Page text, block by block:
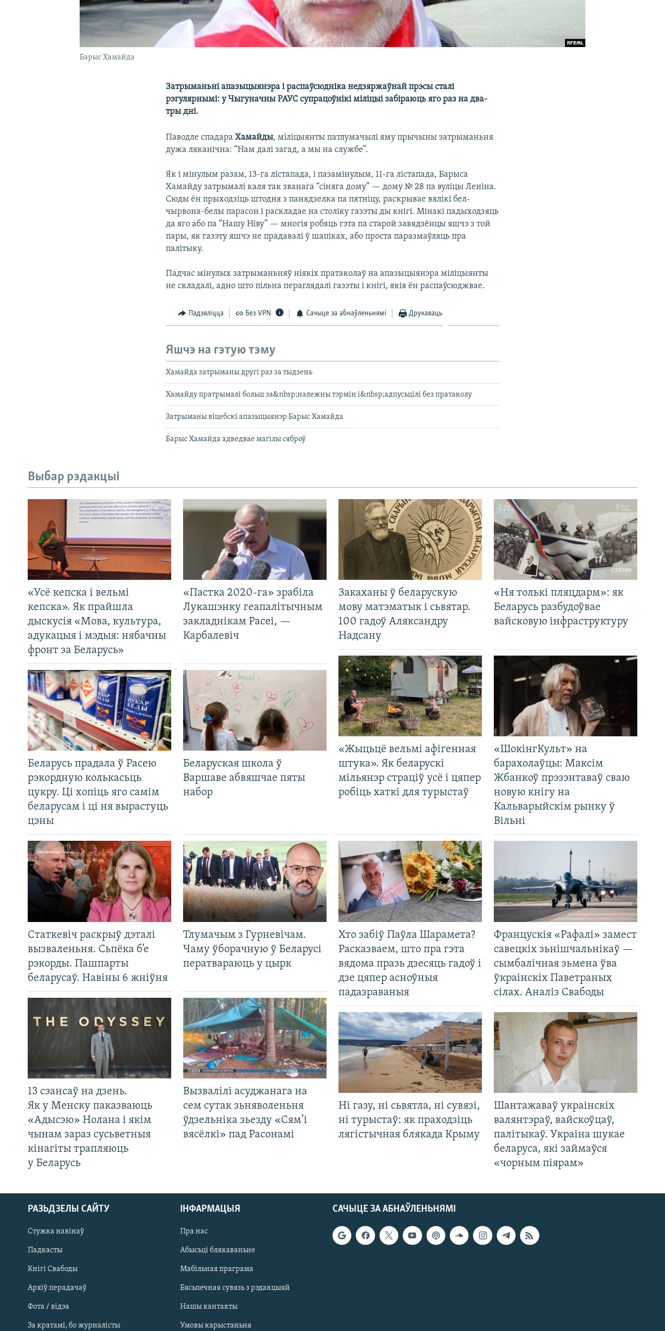
САЧЫЦЕ ЗА АБНАЎЛЕНЬНЯМІ
Барыс Хамайда
Затрыманьні апазыцыянэра і распаўсюдніка недзяржаўнай прэсы сталі
рэгулярнымі: у Чыгуначны РАУС супрацоўнікі міліцыі забіраюць яго раз на два-
тры дні.
Паводле спадараХамайды, міліцыянты патлумачылі яму прычыны затрыманьня
дужа ляканічна: “Нам далі загад, а мы на службе”.
Як і мінулым разам, 13-га лістапада, і пазамінулым, 11-га лістапада, Барыса
Хамайду затрымалі каля так званага “сіняга дому” — дому № 28 па вуліцы Леніна.
Сюды ён прыходзіць штодня з панядзелка па пятніцу, раскрывае вялікі бел-
чырвона-белы парасон і раскладае на століку газэты ды кнігі. Мінакі падыходзяць
да яго або па “Нашу Ніву” — многія робяць гэта па старой завядзёнцы яшчэ з той
пары, як газэту яшчэ не прадавалі ў шапіках, або проста паразмаўляць пра
палітыку.
Падчас мінулых затрыманьняў ніякіх пратаколаў на апазыцыянэра міліцыянты
не складалі, адно што пільна пераглядалі газэты і кнігі, якія ён распаўсюджвае.
Падзяліцца Без VPN Сачыце за абнаўленьнямі Друкаваць
Яшчэ на гэтую тэму
Хамайда затрыманы другі раз за тыдзень
Хамайду пратрымалі больш за&nbsp;належны тэрмін і&nbsp;адпусьцілі без пратаколу
Затрыманы віцебскі апазыцыянэр Барыс Хамайда
Барыс Хамайда адведвае магілы сяброў
Выбар рэдакцыі
«Усё кепска і вельмі
кепска». Як прайшла
дыскусія «Мова, культура,
адукацыя і мэдыя: нябачны
фронт за Беларусь»
«Пастка 2020-га» зрабіла
Лукашэнку геапалітычным
закладнікам Расеі, —
Карбалевіч
Беларусь прадала ў Расею
рэкордную колькасьць
цукру. Ці хопіць яго самім
беларусам і ці ня вырастуць
цэны
Беларуская школа ў
Варшаве абвяшчае пяты
набор
Статкевіч раскрыў дэталі
вызваленьня. Сьпёка б’е
рэкорды. Пашпарты
беларусаў. Навіны 6 жніўня
Тлумачым з Гурневічам.
Чаму ўборачную ў Беларусі
ператвараюць у цырк
13 сэансаў на дзень.
Як у Менску паказваюць
«Адысэю» Нолана і якім
чынам зараз сусьветныя
кінагіты трапляюць
у Беларусь
Вызвалілі асуджанага на
сем сутак зьняволеньня
ўдзельніка зьезду «Сям’і
вясёлкі» пад Расонамі
Закаханы ў беларускую
мову матэматык і сьвятар.
100 гадоў Аляксандру
Надсану
«Ня толькі пляцдарм»: як
Беларусь разбудоўвае
вайсковую інфраструктуру
«Жыцьцё вельмі афігенная
штука». Як беларускі
мільянэр страціў усё і цяпер
робіць хаткі для турыстаў
«ШокінгКульт» на
барахолаўцы: Максім
Жбанкоў прэзэнтаваў сваю
новую кнігу на
Кальварыйскім рынку ў
Вільні
Хто забіў Паўла Шарамета?
Расказваем, што пра гэта
вядома празь дзесяць гадоў і
дзе цяпер асноўныя
падазраваныя
Францускія «Рафалі» замест
савецкіх зьнішчальнікаў —
сымбалічная зьмена ўва
ўкраінскіх Паветраных
сілах. Аналіз Свабоды
Ні газу, ні сьвятла, ні сувязі,
ні турыстаў: як праходзіць
лягістычная блякада Крыму
Шантажаваў украінскіх
валянтэраў, вайскоўцаў,
палітыкаў. Украіна шукае
беларуса, які займаўся
«чорным піярам»
САЧЫЦЕ ЗА АБНАЎЛЕНЬНЯМІ
РАЗЬДЗЕЛЫ САЙТУ
Стужка навінаў
Падкасты
Кнігі Свабоды
Архіў перадачаў
Фота / відэа
За кратамі, бо журналісты
ІНФАРМАЦЫЯ
Пра нас
Абысьці блякаваньне
Мабільная праграма
Бясьпечная сувязь з рэдакцыяй
Нашы кантакты
Умовы карыстаньня